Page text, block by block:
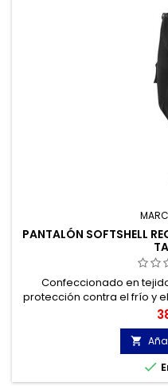
PANTALÓN SOFTSHELL
Confeccionado en
protección contra el frío y

